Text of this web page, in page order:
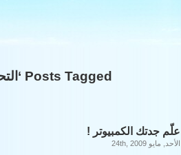
Posts Tagged ‘التحكم بالفأرة’
علّم جدتك الكمبيوتر !
الأحد, مايو 24th, 2009